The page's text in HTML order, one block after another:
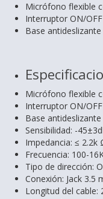
Micrófono flexible
Interruptor ON/OFF
Base antideslizante
Micrófono flexible
Interruptor ON/OFF
Base antideslizante
Sensibilidad: -
Impedancia: ≤ 2.2k
Frecuencia: 100-
Tipo de dirección:
Conexión: Jack 3.5
Longitud del cable: